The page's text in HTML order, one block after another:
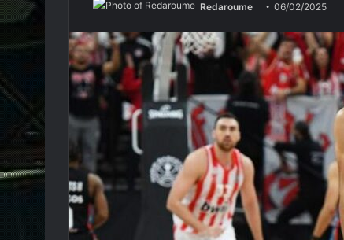
Redaroume 06/02/2025